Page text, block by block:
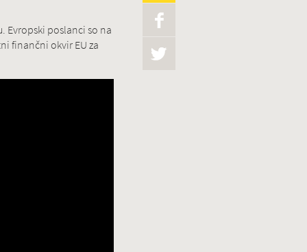
Evropski poslanci so na
finančni okvir EU za